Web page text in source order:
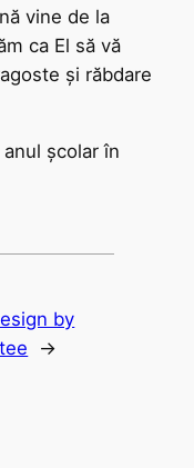
vine de la
ca El să vă
și răbdare
școlar în
by
→